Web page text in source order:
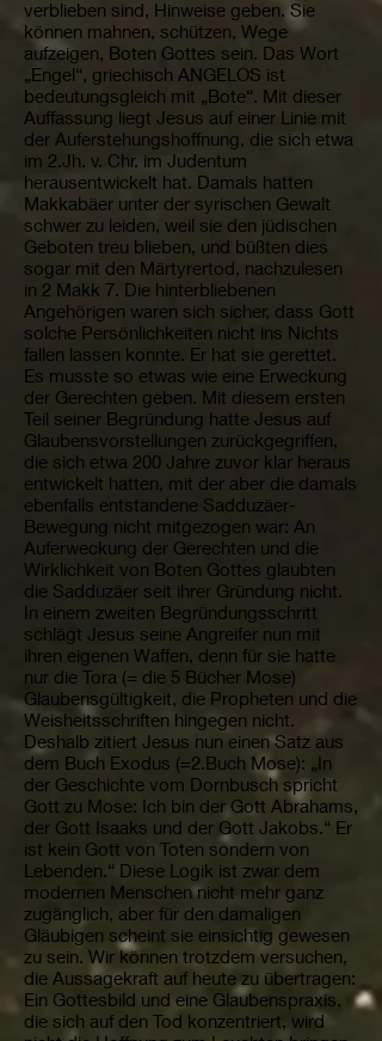
verblieben sind, Hinweise geben. Sie
können mahnen, schützen, Wege
aufzeigen, Boten Gottes sein. Das Wort
„Engel“, griechisch ANGELOS ist
bedeutungsgleich mit „Bote“. Mit dieser
Auffassung liegt Jesus auf einer Linie mit
der Auferstehungshoffnung, die sich etwa
im 2.Jh. v. Chr. im Judentum
herausentwickelt hat. Damals hatten
Makkabäer unter der syrischen Gewalt
schwer zu leiden, weil sie den jüdischen
Geboten treu blieben, und büßten dies
sogar mit den Märtyrertod, nachzulesen
in 2 Makk 7. Die hinterbliebenen
Angehörigen waren sich sicher, dass Gott
solche Persönlichkeiten nicht ins Nichts
fallen lassen konnte. Er hat sie gerettet.
Es musste so etwas wie eine Erweckung
der Gerechten geben. Mit diesem ersten
Teil seiner Begründung hatte Jesus auf
Glaubensvorstellungen zurückgegriffen,
die sich etwa 200 Jahre zuvor klar heraus
entwickelt hatten, mit der aber die damals
ebenfalls entstandene Sadduzäer-
Bewegung nicht mitgezogen war: An
Auferweckung der Gerechten und die
Wirklichkeit von Boten Gottes glaubten
die Sadduzäer seit ihrer Gründung nicht.
In einem zweiten Begründungsschritt
schlägt Jesus seine Angreifer nun mit
ihren eigenen Waffen, denn für sie hatte
nur die Tora (= die 5 Bücher Mose)
Glaubensgültigkeit, die Propheten und die
Weisheitsschriften hingegen nicht.
Deshalb zitiert Jesus nun einen Satz aus
dem Buch Exodus (=2.Buch Mose): „In
der Geschichte vom Dornbusch spricht
Gott zu Mose: Ich bin der Gott Abrahams,
der Gott Isaaks und der Gott Jakobs.“ Er
ist kein Gott von Toten sondern von
Lebenden.“ Diese Logik ist zwar dem
modernen Menschen nicht mehr ganz
zugänglich, aber für den damaligen
Gläubigen scheint sie einsichtig gewesen
zu sein. Wir können trotzdem versuchen,
die Aussagekraft auf heute zu übertragen:
Ein Gottesbild und eine Glaubenspraxis,
die sich auf den Tod konzentriert, wird